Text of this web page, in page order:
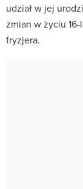
udział w jej
zmian w życiu
fryzjera.